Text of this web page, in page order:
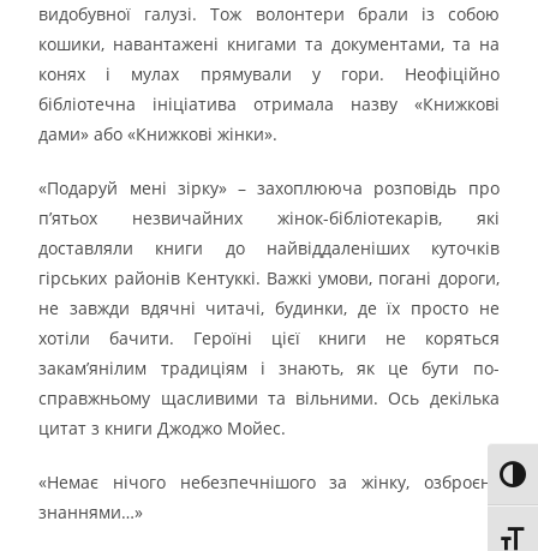
видобувної галузі. Тож волонтери брали із собою
кошики, навантажені книгами та документами, та на
конях і мулах прямували у гори. Неофіційно
бібліотечна ініціатива отримала назву «Книжкові
дами» або «Книжкові жінки».
«Подаруй мені зірку» – захоплююча розповідь про
п’ятьох незвичайних жінок-бібліотекарів, які
доставляли книги до найвіддаленіших куточків
гірських районів Кентуккі. Важкі умови, погані дороги,
не завжди вдячні читачі, будинки, де їх просто не
хотіли бачити. Героїні цієї книги не коряться
закам’янілим традиціям і знають, як це бути по-
справжньому щасливими та вільними. Ось декілька
цитат з книги Джоджо Мойес.
«Немає нічого небезпечнішого за жінку, озброєну
знаннями…»